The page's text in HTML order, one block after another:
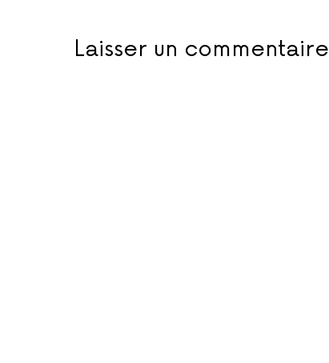
Laisser un commentaire